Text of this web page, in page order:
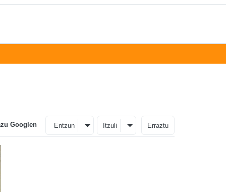
Googlen Entzun Itzuli Erraztu